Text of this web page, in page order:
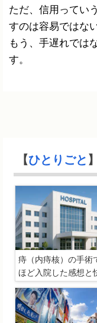
ただ、信用ってい
すのは容易ではな
もう、手遅れでは
す。
【ひとりごと
痔（内痔核）の手術
ほど入院した感想と
院生活を送るために
と